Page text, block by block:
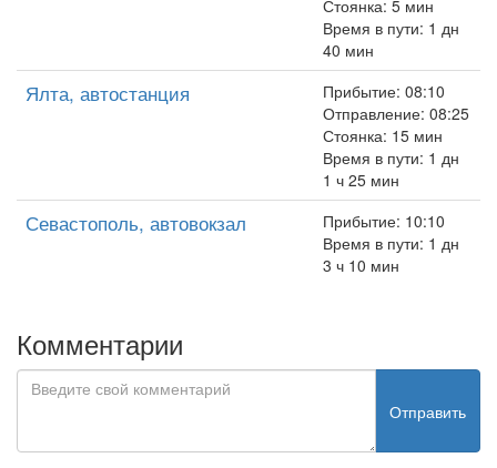
Стоянка: 5 мин
Время в пути: 1 дн
40 мин
Ялта, автостанция
Прибытие: 08:10
Отправление: 08:25
Стоянка: 15 мин
Время в пути: 1 дн
1 ч 25 мин
Севастополь, автовокзал
Прибытие: 10:10
Время в пути: 1 дн
3 ч 10 мин
Комментарии
Отправить